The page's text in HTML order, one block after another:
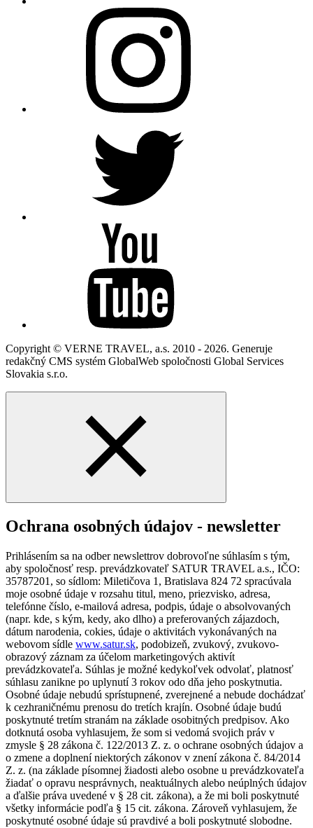
Copyright © VERNE TRAVEL, a.s. 2010 - 2026. Generuje
redakčný CMS systém GlobalWeb spoločnosti Global Services
Slovakia s.r.o.
Ochrana osobných údajov - newsletter
Prihlásením sa na odber newslettrov dobrovoľne súhlasím s tým,
aby spoločnosť resp. prevádzkovateľ SATUR TRAVEL a.s., IČO:
35787201, so sídlom: Miletičova 1, Bratislava 824 72 spracúvala
moje osobné údaje v rozsahu titul, meno, priezvisko, adresa,
telefónne číslo, e-mailová adresa, podpis, údaje o absolvovaných
(napr. kde, s kým, kedy, ako dlho) a preferovaných zájazdoch,
dátum narodenia, cokies, údaje o aktivitách vykonávaných na
webovom sídle www.satur.sk, podobizeň, zvukový, zvukovo-
obrazový záznam za účelom marketingových aktivít
prevádzkovateľa. Súhlas je možné kedykoľvek odvolať, platnosť
súhlasu zanikne po uplynutí 3 rokov odo dňa jeho poskytnutia.
Osobné údaje nebudú sprístupnené, zverejnené a nebude dochádzať
k cezhraničnému prenosu do tretích krajín. Osobné údaje budú
poskytnuté tretím stranám na základe osobitných predpisov. Ako
dotknutá osoba vyhlasujem, že som si vedomá svojich práv v
zmysle § 28 zákona č. 122/2013 Z. z. o ochrane osobných údajov a
o zmene a doplnení niektorých zákonov v znení zákona č. 84/2014
Z. z. (na základe písomnej žiadosti alebo osobne u prevádzkovateľa
žiadať o opravu nesprávnych, neaktuálnych alebo neúplných údajov
a ďalšie práva uvedené v § 28 cit. zákona), a že mi boli poskytnuté
všetky informácie podľa § 15 cit. zákona. Zároveň vyhlasujem, že
poskytnuté osobné údaje sú pravdivé a boli poskytnuté slobodne.